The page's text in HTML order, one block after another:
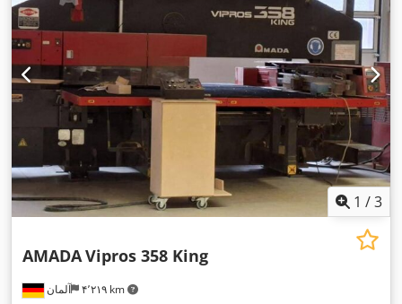
1 /3
آلمان ۴٬۲۱۹ km
AMADAVipros 358 King